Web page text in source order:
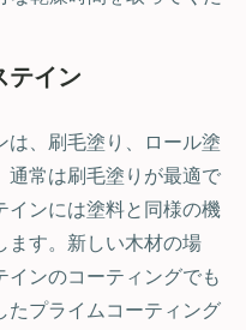
テイン
は、刷毛塗り、ロール塗
通常は刷毛塗りが最適で
インには塗料と同様の機
ます。新しい木材の場
ンのコーティングでも
たプライムコーティング